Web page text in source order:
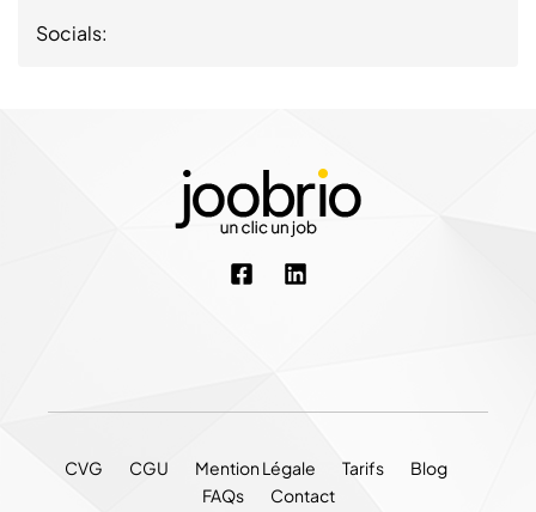
Socials:
CVG CGU Mention Légale Tarifs
Blog
FAQs
Contact